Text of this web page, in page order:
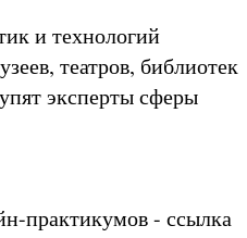
и технологий
театров, библиотек
эксперты сферы
практикумов - ссылка